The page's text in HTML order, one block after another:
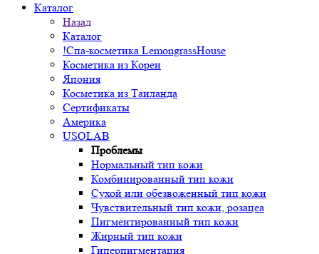
Каталог
Назад
Каталог
!Спа-косметика LemongrassHouse
Косметика из Кореи
Япония
Косметика из Таиланда
Сертификаты
Америка
USOLAB
Проблемы
Нормальный тип кожи
Комбинированный тип кожи
Сухой или обезвоженный тип кожи
Чувствительный тип кожи, розацеа
Пигментированный тип кожи
Жирный тип кожи
Гиперпигментация